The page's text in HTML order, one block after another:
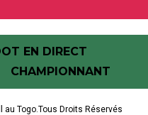
EN DIRECT
CHAMPIONNANT
au Togo.Tous Droits Réservés